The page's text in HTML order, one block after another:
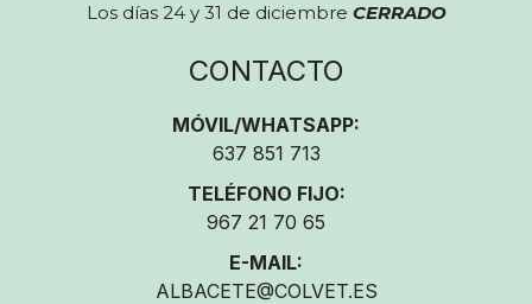
Los días 24 y 31 de diciembre CERRADO
CONTACTO
MÓVIL/WHATSAPP:
637 851 713
TELÉFONO FIJO:
967 21 70 65
E-MAIL:
ALBACETE@COLVET.ES